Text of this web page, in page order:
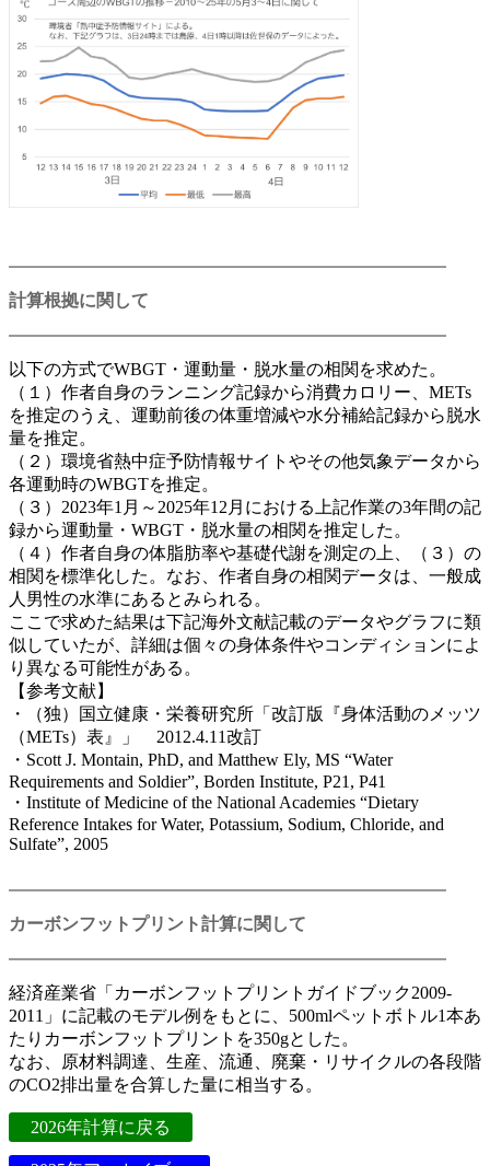
計算根拠に関して
以下の方式でWBGT・運動量・脱水量の相関を求めた。
（１）作者自身のランニング記録から消費カロリー、METs
を推定のうえ、運動前後の体重増減や水分補給記録から脱水
量を推定。
（２）環境省熱中症予防情報サイトやその他気象データから
各運動時のWBGTを推定。
（３）2023年1月～2025年12月における上記作業の3年間の記
録から運動量・WBGT・脱水量の相関を推定した。
（４）作者自身の体脂肪率や基礎代謝を測定の上、（３）の
相関を標準化した。なお、作者自身の相関データは、一般成
人男性の水準にあるとみられる。
ここで求めた結果は下記海外文献記載のデータやグラフに類
似していたが、詳細は個々の身体条件やコンディションによ
り異なる可能性がある。
【参考文献】
・（独）国立健康・栄養研究所「改訂版『身体活動のメッツ
（METs）表』」 2012.4.11改訂
・Scott J. Montain, PhD, and Matthew Ely, MS “Water
Requirements and Soldier”, Borden Institute, P21, P41
・Institute of Medicine of the National Academies “Dietary
Reference Intakes for Water, Potassium, Sodium, Chloride, and
Sulfate”, 2005
カーボンフットプリント計算に関して
経済産業省「カーボンフットプリントガイドブック2009-
2011」に記載のモデル例をもとに、500mlペットボトル1本あ
たりカーボンフットプリントを350gとした。
なお、原材料調達、生産、流通、廃棄・リサイクルの各段階
のCO2排出量を合算した量に相当する。
2026年計算に戻る